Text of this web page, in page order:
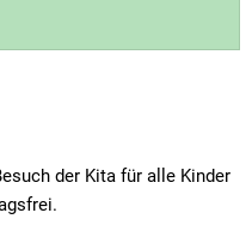
der Kita für alle Kinder